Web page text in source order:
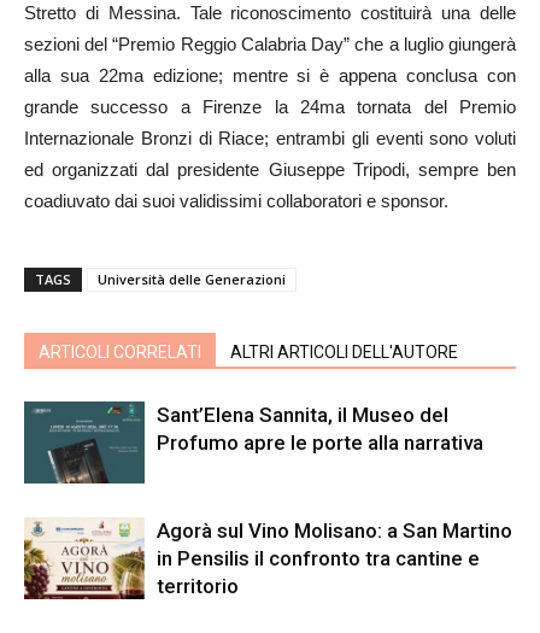
Stretto di Messina. Tale riconoscimento costituirà una delle
sezioni del “Premio Reggio Calabria Day” che a luglio giungerà
alla sua 22ma edizione; mentre si è appena conclusa con
grande successo a Firenze la 24ma tornata del Premio
Internazionale Bronzi di Riace; entrambi gli eventi sono voluti
ed organizzati dal presidente Giuseppe Tripodi, sempre ben
coadiuvato dai suoi validissimi collaboratori e sponsor.
TAGS Università delle Generazioni
ARTICOLI CORRELATI ALTRI ARTICOLI DELL'AUTORE
Sant’Elena Sannita, il Museo del
Profumo apre le porte alla narrativa
Agorà sul Vino Molisano: a San Martino
in Pensilis il confronto tra cantine e
territorio